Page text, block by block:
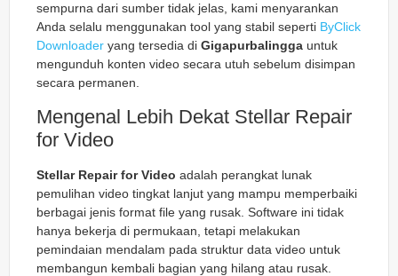
sempurna dari sumber tidak jelas, kami menyarankan
Anda selalu menggunakan tool yang stabil seperti ByClick
Downloader yang tersedia di Gigapurbalingga untuk
mengunduh konten video secara utuh sebelum disimpan
secara permanen.
Mengenal Lebih Dekat Stellar Repair
for Video
Stellar Repair for Video adalah perangkat lunak
pemulihan video tingkat lanjut yang mampu memperbaiki
berbagai jenis format file yang rusak. Software ini tidak
hanya bekerja di permukaan, tetapi melakukan
pemindaian mendalam pada struktur data video untuk
membangun kembali bagian yang hilang atau rusak.